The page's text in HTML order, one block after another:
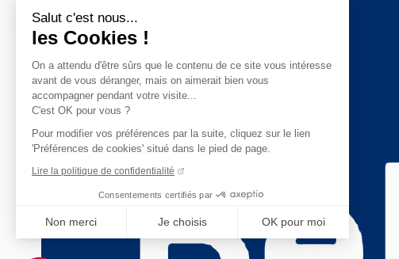
Salut c'est nous...
les Cookies !
On a attendu d'être sûrs que le contenu de ce site vous intéresse
avant de vous déranger, mais on aimerait bien vous
accompagner pendant votre visite...
C'est OK pour vous ?
Pour modifier vos préférences par la suite, cliquez sur le lien
'Préférences de cookies' situé dans le pied de page.
Lire la politique de confidentialité
Consentements certifiés par
Non merci Je choisis OK pour moi